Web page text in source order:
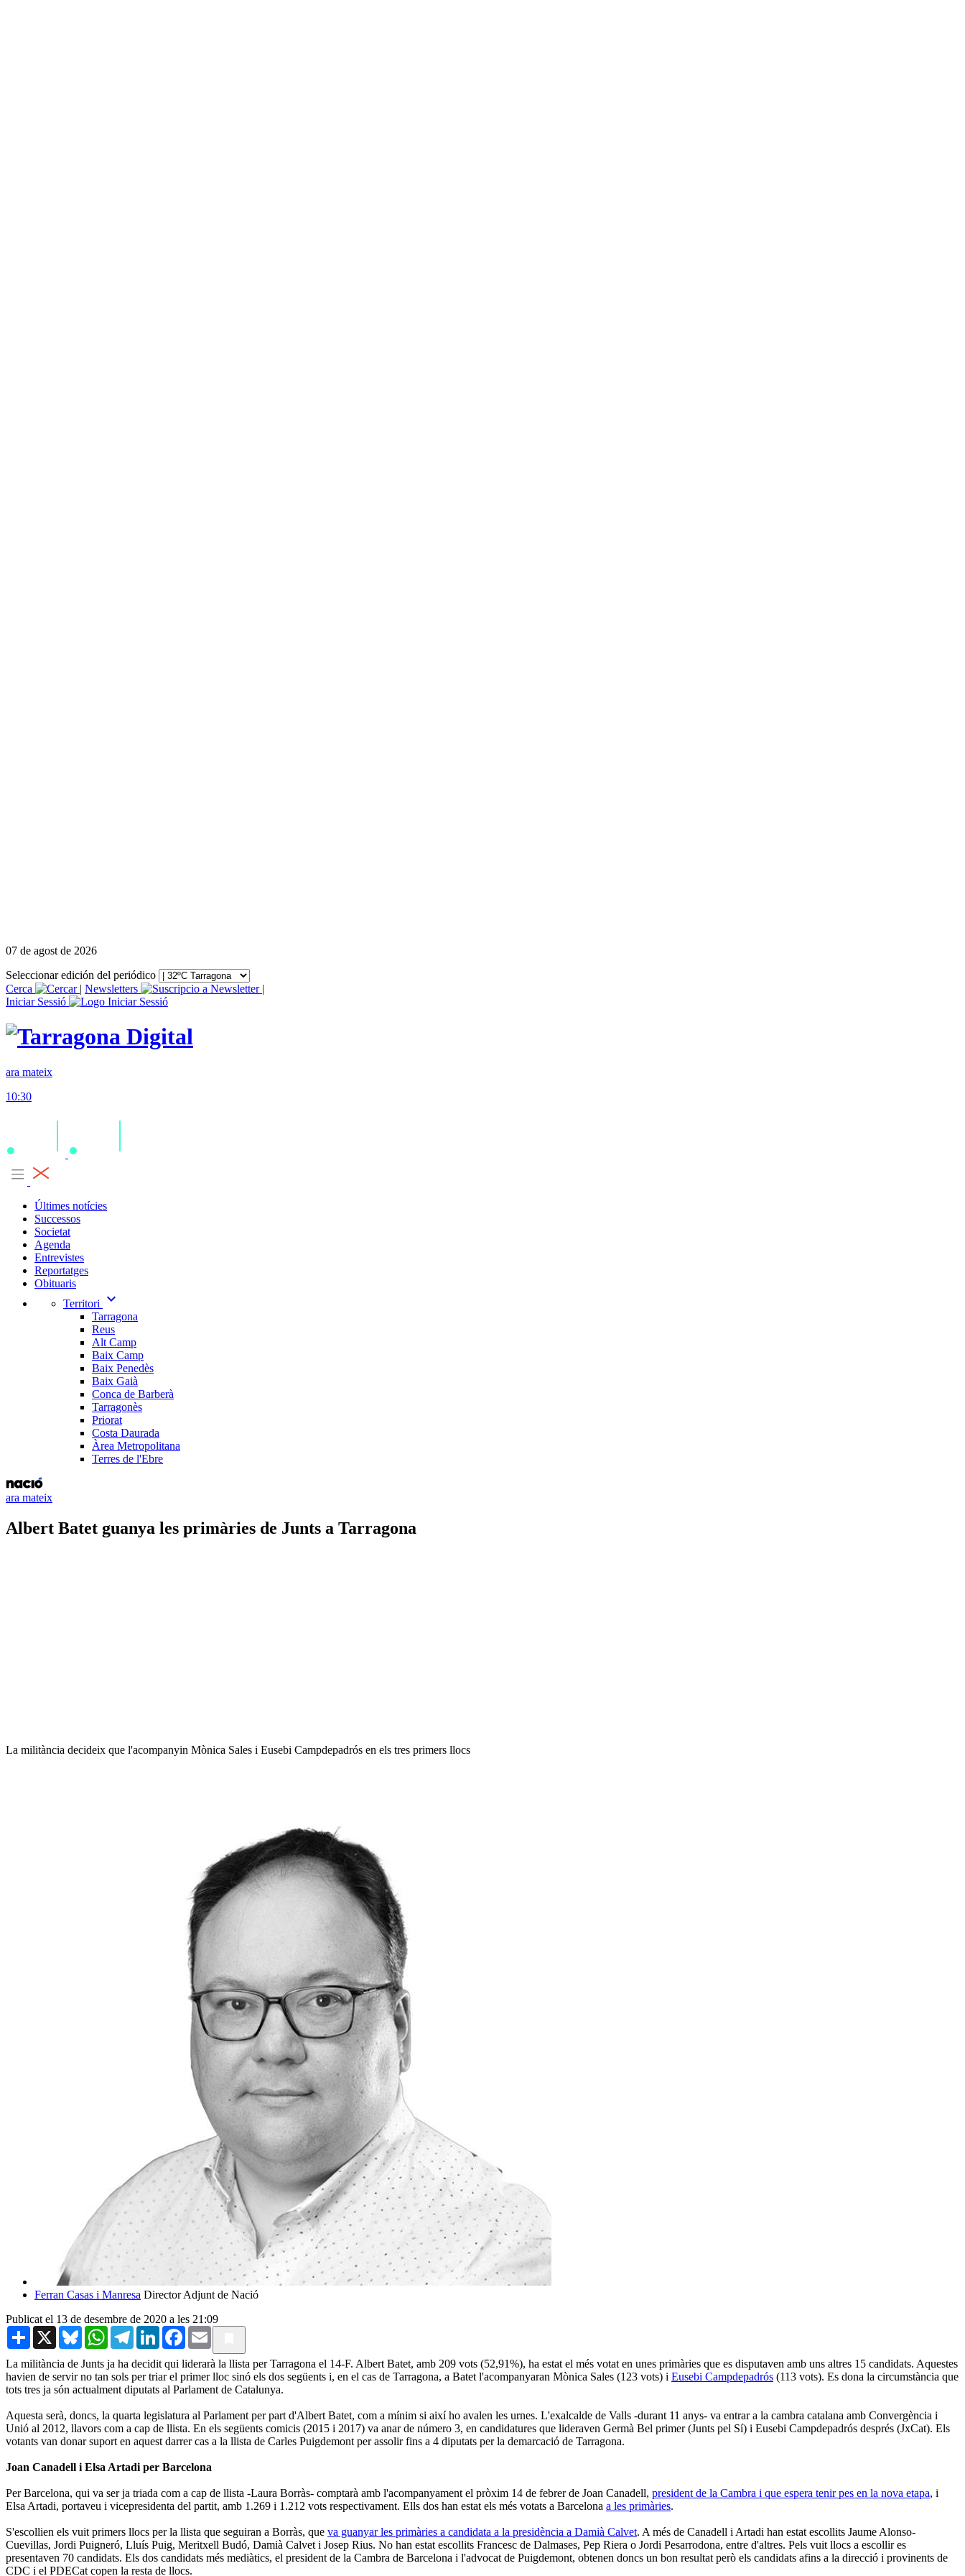
07 de agost de 2026
Seleccionar edición del periódico
Cerca
| Newsletters
|
Iniciar Sessió
ara mateix
10:30
Últimes notícies
Successos
Societat
Agenda
Entrevistes
Reportatges
Obituaris
Territori
expand_more
Tarragona
Reus
Alt Camp
Baix Camp
Baix Penedès
Baix Gaià
Conca de Barberà
Tarragonès
Priorat
Costa Daurada
Àrea Metropolitana
Terres de l'Ebre
ara mateix
Albert Batet guanya les primàries de Junts a Tarragona
La militància decideix que l'acompanyin Mònica Sales i Eusebi Campdepadrós en els tres primers llocs
Ferran Casas i Manresa Director Adjunt de Nació
Publicat el 13 de desembre de 2020 a les 21:09
Share X BlueskyWhatsAppTelegramLinkedInFacebook
Email
La militància de Junts ja ha decidit qui liderarà la llista per Tarragona el 14-F. Albert Batet, amb 209 vots (52,91%), ha estat el més votat en unes primàries que es disputaven amb uns altres 15 candidats. Aquestes
havien de servir no tan sols per triar el primer lloc sinó els dos següents i, en el cas de Tarragona, a Batet l'acompanyaran Mònica Sales (123 vots) i Eusebi Campdepadrós (113 vots). Es dona la circumstància que
tots tres ja són actualment diputats al Parlament de Catalunya.
Aquesta serà, doncs, la quarta legislatura al Parlament per part d'Albert Batet, com a mínim si així ho avalen les urnes. L'exalcalde de Valls -durant 11 anys- va entrar a la cambra catalana amb Convergència i
Unió al 2012, llavors com a cap de llista. En els següents comicis (2015 i 2017) va anar de número 3, en candidatures que lideraven Germà Bel primer (Junts pel Sí) i Eusebi Campdepadrós després (JxCat). Els
votants van donar suport en aquest darrer cas a la llista de Carles Puigdemont per assolir fins a 4 diputats per la demarcació de Tarragona.
Joan Canadell i Elsa Artadi per Barcelona
Per Barcelona, qui va ser ja triada com a cap de llista -Laura Borràs- comptarà amb l'acompanyament el pròxim 14 de febrer de Joan Canadell, president de la Cambra i que espera tenir pes en la nova etapa, i
Elsa Artadi, portaveu i vicepresidenta del partit, amb 1.269 i 1.212 vots respectivament. Ells dos han estat els més votats a Barcelona a les primàries.
S'escollien els vuit primers llocs per la llista que seguiran a Borràs, que va guanyar les primàries a candidata a la presidència a Damià Calvet. A més de Canadell i Artadi han estat escollits Jaume Alonso-
Cuevillas, Jordi Puigneró, Lluís Puig, Meritxell Budó, Damià Calvet i Josep Rius. No han estat escollits Francesc de Dalmases, Pep Riera o Jordi Pesarrodona, entre d'altres. Pels vuit llocs a escollir es
presentaven 70 candidats. Els dos candidats més mediàtics, el president de la Cambra de Barcelona i l'advocat de Puigdemont, obtenen doncs un bon resultat però els candidats afins a la direcció i provinents de
CDC i el PDECat copen la resta de llocs.